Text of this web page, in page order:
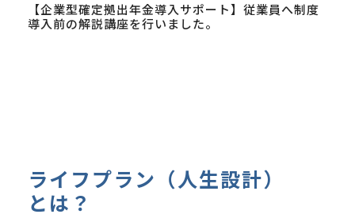
【企業型確定拠出年金導入サポート】従業員へ制度
導入前の解説講座を行いました。
ライフプラン（人生設計）
とは？